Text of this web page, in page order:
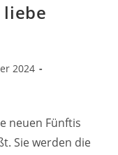
2024
neuen Fünftis
Sie werden die